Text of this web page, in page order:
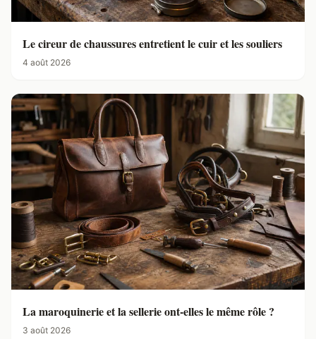
Le cireur de chaussures entretient le cuir et les souliers
4 août 2026
La maroquinerie et la sellerie ont-elles le même rôle ?
3 août 2026